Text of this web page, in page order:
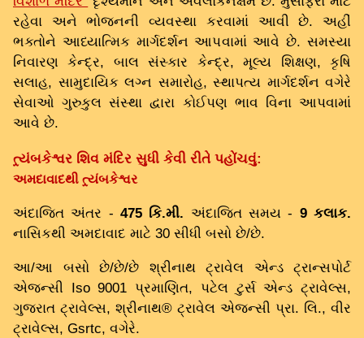
રહેવા અને ભોજનની વ્યવસ્થા કરવામાં આવી છે. અહીં
ભક્તોને આધ્યાત્મિક માર્ગદર્શન આપવામાં આવે છે. સમસ્યા
નિવારણ કેન્દ્ર, બાલ સંસ્કાર કેન્દ્ર, મૂલ્ય શિક્ષણ, કૃષિ
સલાહ, સામુદાયિક લગ્ન સમારોહ, સ્થાપત્ય માર્ગદર્શન વગેરે
સેવાઓ ગુરુકુલ સંસ્થા દ્વારા કોઈપણ ભાવ વિના આપવામાં
આવે છે.
ત્ર્યંબકેશ્વર શિવ મંદિર સુધી કેવી રીતે પહોંચવું:
અમદાવાદથી ત્ર્યંબકેશ્વર
અંદાજિત અંતર - 475 કિ.મી. અંદાજિત સમય - 9 કલાક.
નાસિકથી અમદાવાદ માટે 30 સીધી બસો છે/છે.
આ/આ બસો છે/છે/છે શ્રીનાથ ટ્રાવેલ એન્ડ ટ્રાન્સપોર્ટ
એજન્સી Iso 9001 પ્રમાણિત, પટેલ ટુર્સ એન્ડ ટ્રાવેલ્સ,
ગુજરાત ટ્રાવેલ્સ, શ્રીનાથ® ટ્રાવેલ એજન્સી પ્રા. લિ., વીર
ટ્રાવેલ્સ, Gsrtc, વગેરે.